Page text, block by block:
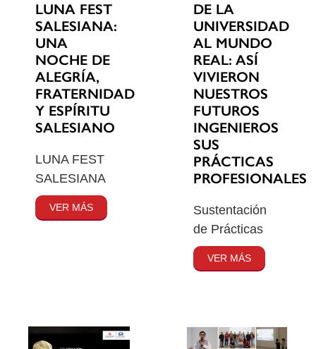
LUNA FEST
SALESIANA:
UNA
NOCHE DE
ALEGRÍA,
FRATERNIDAD
Y ESPÍRITU
SALESIANO
LUNA FEST
SALESIANA
VER MÁS
DE LA
UNIVERSIDAD
AL MUNDO
REAL: ASÍ
VIVIERON
NUESTROS
FUTUROS
INGENIEROS
SUS
PRÁCTICAS
PROFESIONALES
Sustentación
de Prácticas
VER MÁS